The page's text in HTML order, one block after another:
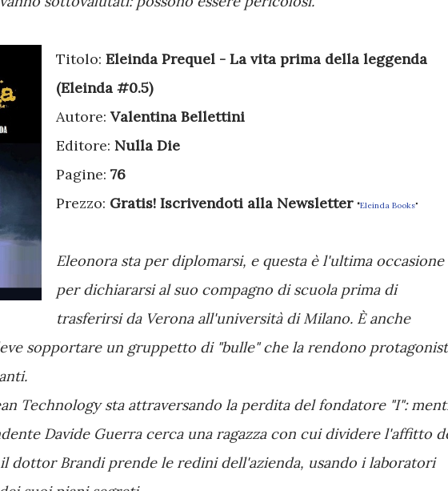
Titolo: Eleinda Prequel - La vita prima della leggenda
(Eleinda #0.5)
Autore: Valentina Bellettini
Editore: Nulla Die
Pagine: 76
Prezzo: Gratis! Iscrivendoti alla Newsletter "Eleinda Books"
Eleonora sta per diplomarsi, e questa è l'ultima occasione
per dichiararsi al suo compagno di scuola prima di
trasferirsi da Verona all'università di Milano. È anche
sopportare un gruppetto di "bulle" che la rendono
Technology sta attraversando la perdita del fondatore "I":
Davide Guerra cerca una ragazza con cui dividere l'affitto
dottor Brandi prende le redini dell'azienda, usando i laboratori